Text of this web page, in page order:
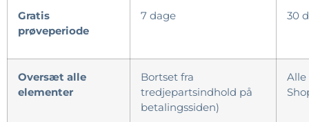
Gratis
prøveperiode
7 dage 30
Oversæt alle
elementer
Bortset fra
tredjepartsindhold på
betalingssiden)